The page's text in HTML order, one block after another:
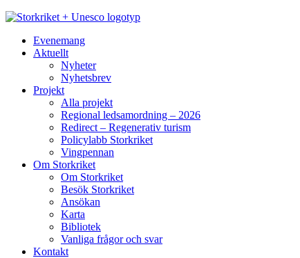
Evenemang
Aktuellt
Nyheter
Nyhetsbrev
Projekt
Alla projekt
Regional ledsamordning – 2026
Redirect – Regenerativ turism
Policylabb Storkriket
Vingpennan
Om Storkriket
Om Storkriket
Besök Storkriket
Ansökan
Karta
Bibliotek
Vanliga frågor och svar
Kontakt